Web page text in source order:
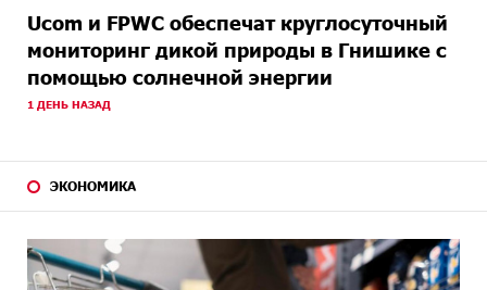
Ucom и FPWC обеспечат круглосуточный
мониторинг дикой природы в Гнишике с
помощью солнечной энергии
1 ДЕНЬ НАЗАД
ЭКОНОМИКА